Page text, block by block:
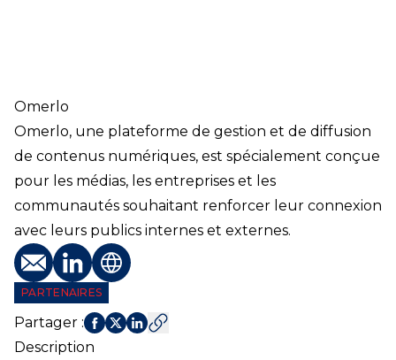
Omerlo
Omerlo, une plateforme de gestion et de diffusion
de contenus numériques, est spécialement conçue
pour les médias, les entreprises et les
communautés souhaitant renforcer leur connexion
avec leurs publics internes et externes.
E-mailProfil LinkedIn
Site web
PARTENAIRES
Partager :
Description